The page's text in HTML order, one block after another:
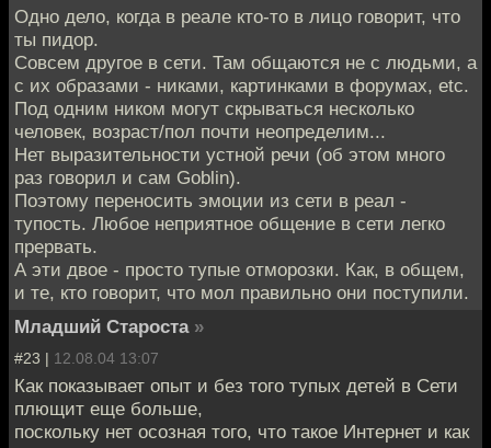
Одно дело, когда в реале кто-то в лицо говорит, что
ты пидор.
Совсем другое в сети. Там общаются не с людьми, а
с их образами - никами, картинками в форумах, etc.
Под одним ником могут скрываться несколько
человек, возраст/пол почти неопределим...
Нет выразительности устной речи (об этом много
раз говорил и сам Goblin).
Поэтому переносить эмоции из сети в реал -
тупость. Любое неприятное общение в сети легко
прервать.
А эти двое - просто тупые отморозки. Как, в общем,
и те, кто говорит, что мол правильно они поступили.
Младший Староста »
#23 | 12.08.04 13:07
Как показывает опыт и без того тупых детей в Сети
плющит еще больше,
поскольку нет осозная того, что такое Интернет и как